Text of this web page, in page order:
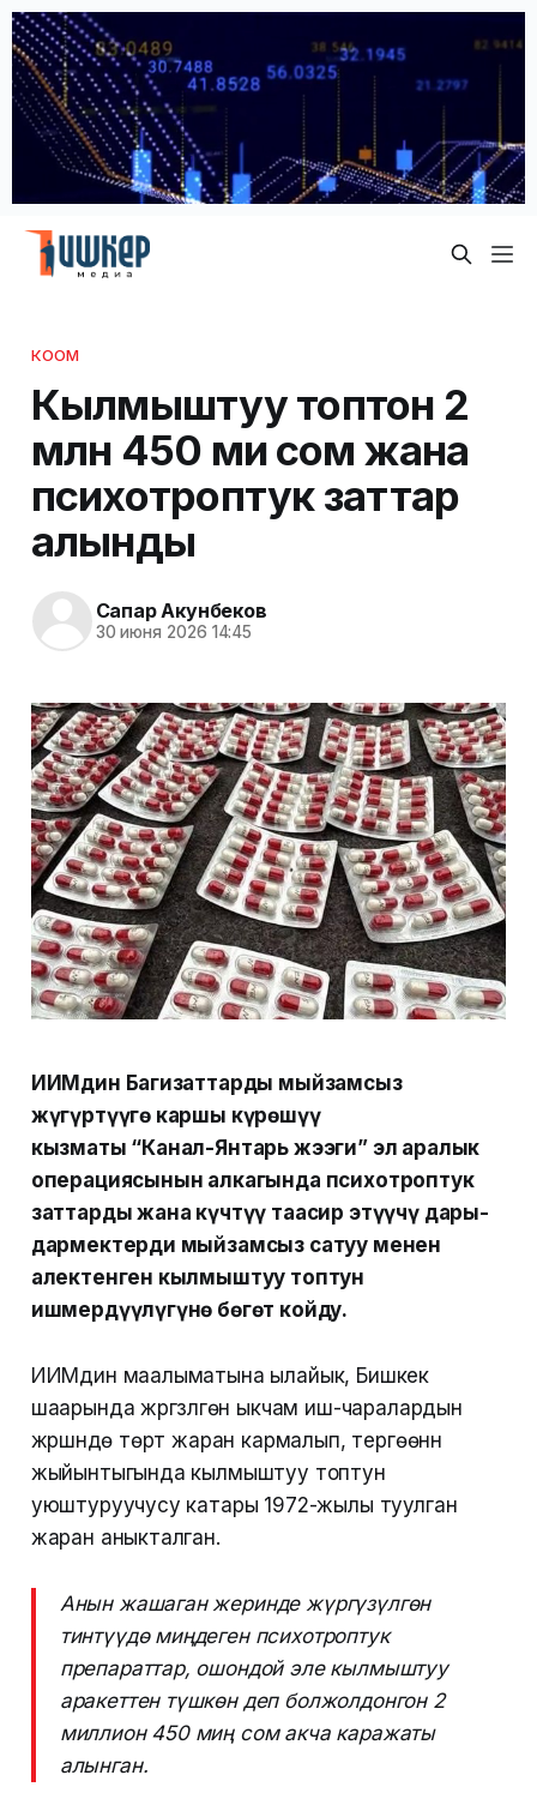
КООМ
Кылмыштуу топтон 2
млн 450 миң сом жана
психотроптук заттар
алынды
Сапар Акунбеков
30 июня 2026 14:45
ИИМдин Баңгизаттарды мыйзамсыз
жүгүртүүгө каршы күрөшүү
кызматы “Канал-Янтарь жээги” эл аралык
операциясынын алкагында психотроптук
заттарды жана күчтүү таасир этүүчү дары-
дармектерди мыйзамсыз сатуу менен
алектенген кылмыштуу топтун
ишмердүүлүгүнө бөгөт койду.
ИИМдин маалыматына ылайык, Бишкек
шаарында жүргүзүлгөн ыкчам иш-чаралардын
жүрүшүндө төрт жаран кармалып, тергөөнүн
жыйынтыгында кылмыштуу топтун
уюштуруучусу катары 1972-жылы туулган
жаран аныкталган.
Анын жашаган жеринде жүргүзүлгөн
тинтүүдө миңдеген психотроптук
препараттар, ошондой эле кылмыштуу
аракеттен түшкөн деп болжолдонгон 2
миллион 450 миң сом акча каражаты
алынган.